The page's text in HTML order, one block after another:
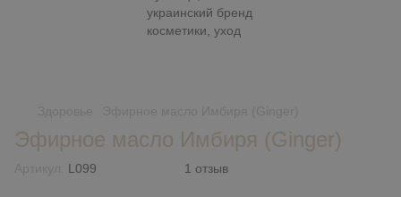
Эфирное масло Имбиря (Ginger)
L099 1 отзыв